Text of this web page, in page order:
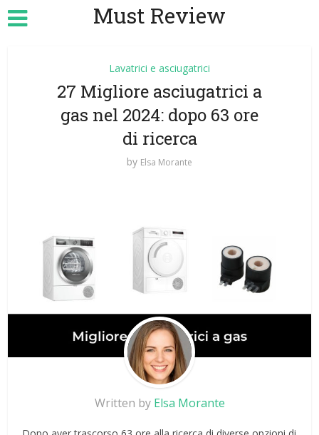
Must Review
Lavatrici e asciugatrici
27 Migliore asciugatrici a
gas nel 2024: dopo 63 ore
di ricerca
by Elsa Morante
Written by Elsa Morante